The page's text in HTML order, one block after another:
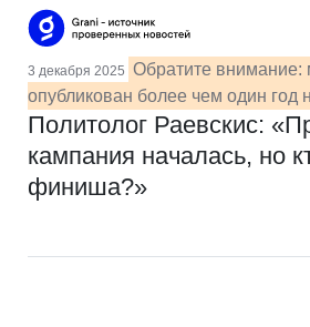
3 декабря 2025 Обратите внимание:
опубликован более чем один год
Политолог Раевскис:
кампания началась, но
финиша?»